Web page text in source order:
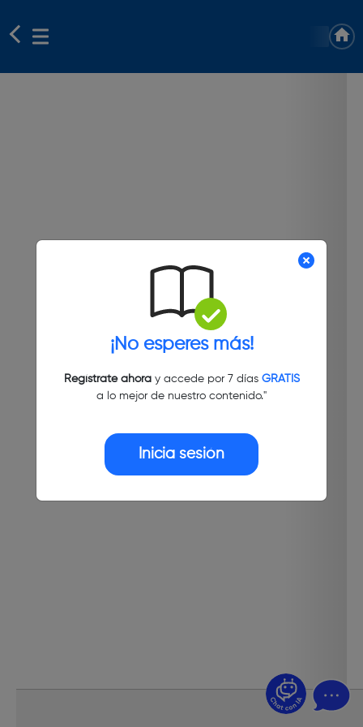
¡No esperes más!
Regístrate ahoray accede por 7 días GRATIS
a lo mejor de nuestro contenido."
Inicia sesión